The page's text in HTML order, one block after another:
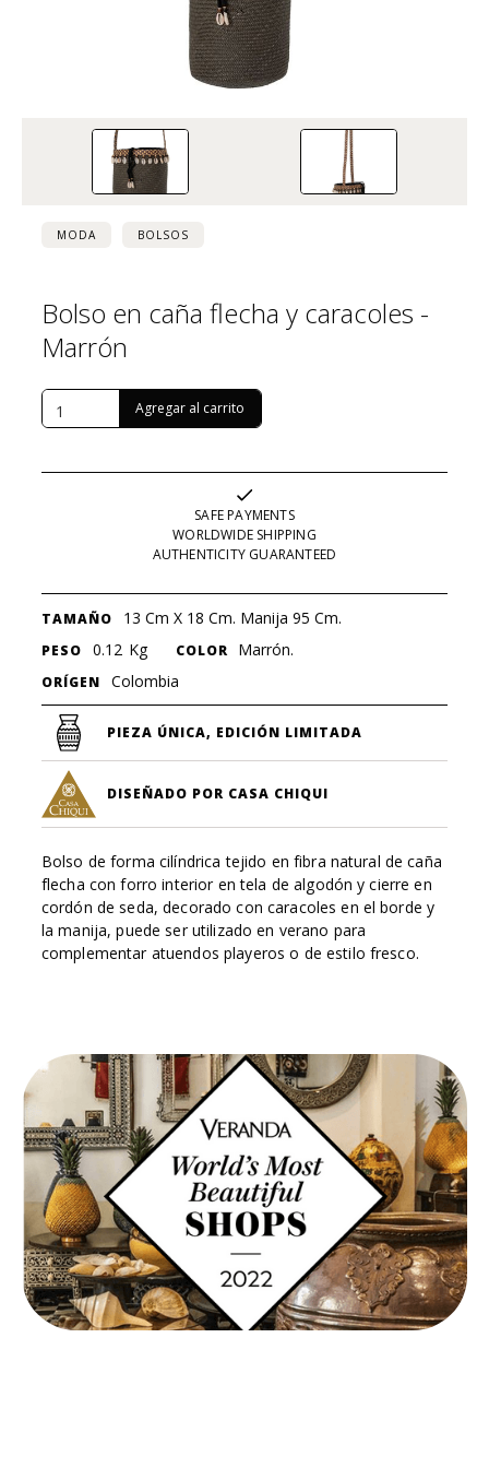
MODA BOLSOS
Bolso en caña flecha y caracoles -
Marrón
SAFE PAYMENTS
WORLDWIDE SHIPPING
AUTHENTICITY GUARANTEED
TAMAÑO 13 Cm X 18 Cm. Manija 95 Cm.
PESO 0.12 Kg COLOR Marrón.
ORÍGEN Colombia
PIEZA ÚNICA, EDICIÓN LIMITADA
DISEÑADO POR CASA CHIQUI
Bolso de forma cilíndrica tejido en fibra natural de caña
flecha con forro interior en tela de algodón y cierre en
cordón de seda, decorado con caracoles en el borde y
la manija, puede ser utilizado en verano para
complementar atuendos playeros o de estilo fresco.